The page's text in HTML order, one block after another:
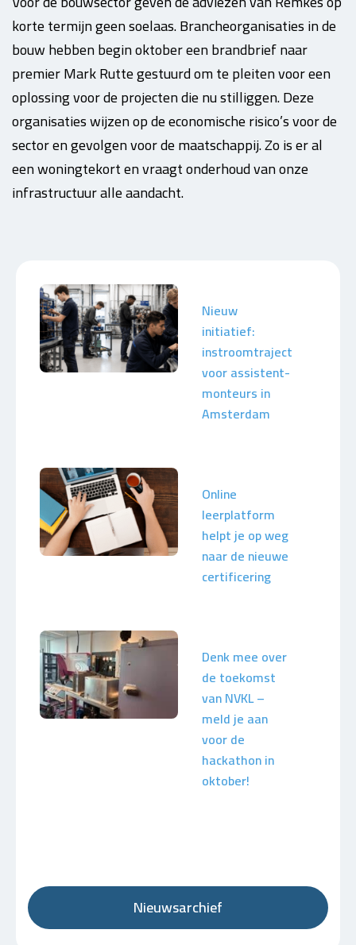
korte termijn geen soelaas. Brancheorganisaties in de
bouw hebben begin oktober een brandbrief naar
premier Mark Rutte gestuurd om te pleiten voor een
oplossing voor de projecten die nu stilliggen. Deze
organisaties wijzen op de economische risico’s voor de
sector en gevolgen voor de maatschappij. Zo is er al
een woningtekort en vraagt onderhoud van onze
infrastructuur alle aandacht.
Nieuw
initiatief:
instroomtraject
voor assistent-
monteurs in
Amsterdam
Online
leerplatform
helpt je op weg
naar de nieuwe
certificering
Denk mee over
de toekomst
van NVKL –
meld je aan
voor de
hackathon in
oktober!
Nieuwsarchief